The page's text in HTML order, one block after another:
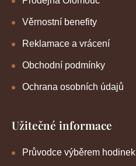
Věrnostní benefity
Reklamace a vrácení
Obchodní podmínky
Ochrana osobních údajů
Užitečné informace
Průvodce výběrem hodinek